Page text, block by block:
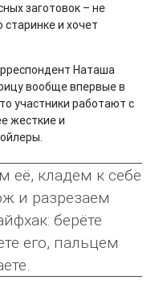
заготовок – не
старинке и хочет
Наташа
вообще впервые в
участники работают с
жесткие и
её, кладем к себе
и разрезаем
берёте
его, пальцем